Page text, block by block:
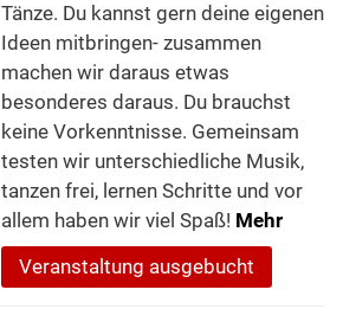
Tänze. Du kannst gern deine eigenen
Ideen mitbringen- zusammen
machen wir daraus etwas
besonderes daraus. Du brauchst
keine Vorkenntnisse. Gemeinsam
testen wir unterschiedliche Musik,
tanzen frei, lernen Schritte und vor
allem haben wir viel Spaß! Mehr
Veranstaltung ausgebucht